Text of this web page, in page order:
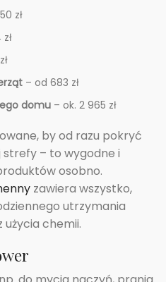
zł
– od 683 zł
domu – ok. 2 965 zł
by od razu pokryć
– to wygodne i
osobno.
zawiera wszystko,
utrzymania
chemii.